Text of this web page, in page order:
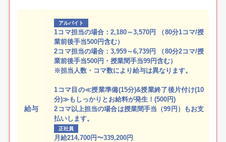
給与
アルバイト
1コマ担当の場合：2,180～3,570円 （80分1コマ/授
業前後手当500円含む）
2コマ担当の場合：3,959～6,739円 （80分2コマ/授
業前後手当500円・授業間手当99円含む）
※担当人数・コマ数により給与は異なります。
1コマ目の≪授業準備(15分)&授業終了後片付け(10
分)≫もしっかりとお給料が発生！(500円)
2コマ以上担当の場合は授業間手当（99円）もお支
払いします。
正社員
月給214,700円〜339,200円